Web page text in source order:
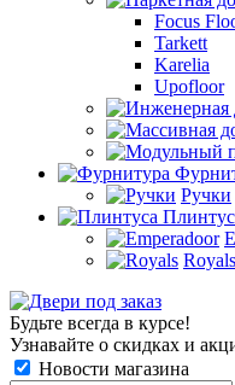
Focus
Tarkett
Karelia
Upofloor
Ручки
Royals
Будьте всегда в курсе!
Узнавайте о скидках и
Новости магазина